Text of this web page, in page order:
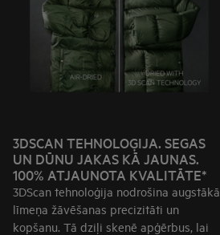
3DSCAN TEHNOLOĢIJA. SEGAS
UN DŪNU JAKAS KĀ JAUNAS.
100% ATJAUNOTA KVALITĀTE*
3DScan tehnoloģija nodrošina augstākā
līmeņa žāvēšanas precizitāti un
kopšanu. Tā dziļi skenē apģērbus, lai